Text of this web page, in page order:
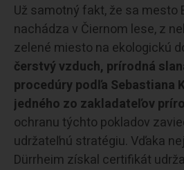
Už samotný fakt, že sa mesto
nachádza v Čiernom lese, z
zelené miesto na ekologickú
čerstvý vzduch, prírodná
procedúry podľa Sebastiana
jedného zo zakladateľov
ochranu týchto pokladov
udržateľnú stratégiu. Vďaka
Dürrheim získal certifikát